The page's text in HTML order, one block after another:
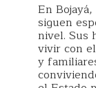
En
siguen
nivel. Sus
vivir con
y